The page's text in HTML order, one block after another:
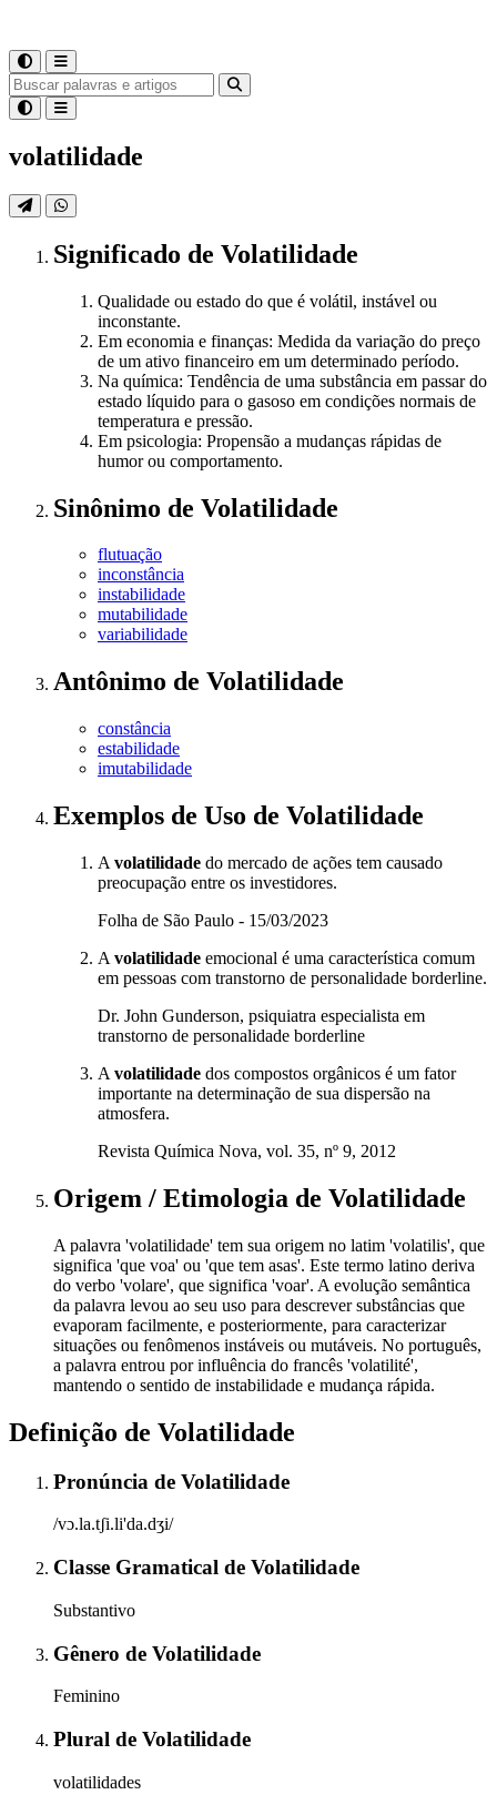
volatilidade
Significado de Volatilidade
Qualidade ou estado do que é volátil, instável ou
inconstante.
Em economia e finanças: Medida da variação do preço
de um ativo financeiro em um determinado período.
Na química: Tendência de uma substância em passar do
estado líquido para o gasoso em condições normais de
temperatura e pressão.
Em psicologia: Propensão a mudanças rápidas de
humor ou comportamento.
Sinônimo de Volatilidade
flutuação
inconstância
instabilidade
mutabilidade
variabilidade
Antônimo de Volatilidade
constância
estabilidade
imutabilidade
Exemplos de Uso de Volatilidade
A volatilidade do mercado de ações tem causado
preocupação entre os investidores.
Folha de São Paulo - 15/03/2023
A volatilidade emocional é uma característica comum
em pessoas com transtorno de personalidade borderline.
Dr. John Gunderson, psiquiatra especialista em
transtorno de personalidade borderline
A volatilidade dos compostos orgânicos é um fator
importante na determinação de sua dispersão na
atmosfera.
Revista Química Nova, vol. 35, nº 9, 2012
Origem / Etimologia de Volatilidade
A palavra 'volatilidade' tem sua origem no latim 'volatilis', que
significa 'que voa' ou 'que tem asas'. Este termo latino deriva
do verbo 'volare', que significa 'voar'. A evolução semântica
da palavra levou ao seu uso para descrever substâncias que
evaporam facilmente, e posteriormente, para caracterizar
situações ou fenômenos instáveis ou mutáveis. No português,
a palavra entrou por influência do francês 'volatilité',
mantendo o sentido de instabilidade e mudança rápida.
Definição de Volatilidade
Pronúncia de Volatilidade
/vɔ.la.tʃi.li'da.dʒi/
Classe Gramatical de Volatilidade
Substantivo
Gênero de Volatilidade
Feminino
Plural de Volatilidade
volatilidades